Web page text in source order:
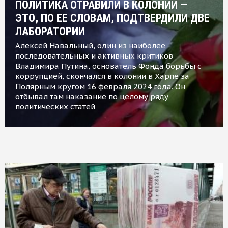
ПОЛИТИКА ОТРАВИЛИ В КОЛОНИИ —
ЭТО, ПО ЕЕ СЛОВАМ, ПОДТВЕРДИЛИ ДВЕ
ЛАБОРАТОРИИ
Алексей Навальный, один из наиболее
последовательных и активных критиков
Владимира Путина, основатель Фонда борьбы с
коррупцией, скончался в колонии в Харпе за
Полярным кругом 16 февраля 2024 года. Он
отбывал там наказание по целому ряду
политических статей